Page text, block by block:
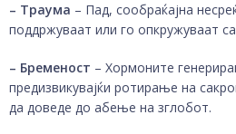
– Траума – Пад, сообраќајна
поддржуваат или го опкружуваат
– Бременост – Хормоните
предизвикувајќи ротирање на
да доведе до абење на зглобот.